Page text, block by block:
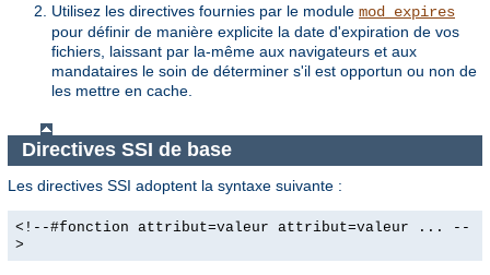
Utilisez les directives fournies par le module mod_expires
pour définir de manière explicite la date d'expiration de vos
fichiers, laissant par la-même aux navigateurs et aux
mandataires le soin de déterminer s'il est opportun ou non de
les mettre en cache.
Directives SSI de base
Les directives SSI adoptent la syntaxe suivante :
<!--#fonction attribut=valeur attribut=valeur ... --
>